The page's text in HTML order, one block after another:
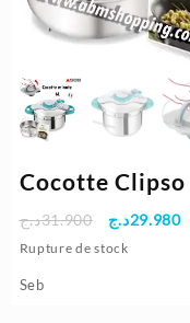
Cocotte
31.900د.ج
Le
prix
29.980د.ج
Le
Rupture de stock
Seb